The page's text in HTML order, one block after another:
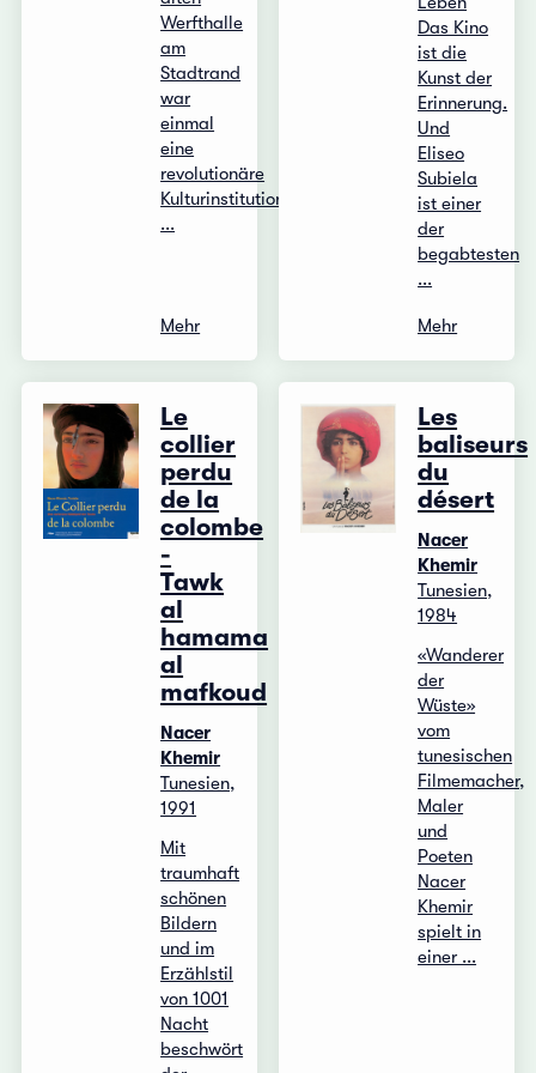
Werfthalle
am
Stadtrand
war
einmal
eine
revolutionäre
Kulturinstitution,
...
Mehr
Das Kino
ist die
Kunst der
Erinnerung.
Und
Eliseo
Subiela
ist einer
der
begabtesten
...
Mehr
Le
collier
perdu
de la
colombe
-
Tawk
al
hamama
al
mafkoud
Nacer
Khemir
Tunesien,
1991
Mit
traumhaft
schönen
Bildern
und im
Erzählstil
von 1001
Nacht
beschwört
Les
baliseurs
du
désert
Nacer
Khemir
Tunesien,
1984
«Wanderer
der
Wüste»
vom
tunesischen
Filmemacher,
Maler
und
Poeten
Nacer
Khemir
spielt in
einer ...